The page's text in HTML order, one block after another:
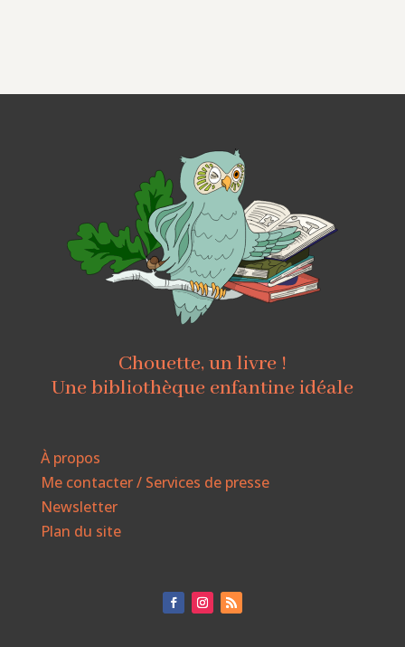
Chouette, un livre !
Une bibliothèque enfantine idéale
À propos
Me contacter / Services de presse
Newsletter
Plan du site